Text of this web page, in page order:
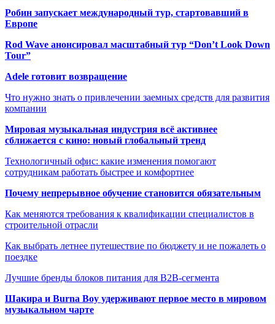
Робин запускает международный тур, стартовавший в
Европе
Rod Wave анонсировал масштабный тур “Don’t Look Down
Tour”
Adele готовит возвращение
Что нужно знать о привлечении заемных средств для развития
компании
Мировая музыкальная индустрия всё активнее
сближается с кино: новый глобальный тренд
Технологичный офис: какие изменения помогают
сотрудникам работать быстрее и комфортнее
Почему непрерывное обучение становится обязательным
Как меняются требования к квалификации специалистов в
строительной отрасли
Как выбрать летнее путешествие по бюджету и не пожалеть о
поездке
Лучшие бренды блоков питания для B2B-сегмента
Шакира и Burna Boy удерживают первое место в мировом
музыкальном чарте